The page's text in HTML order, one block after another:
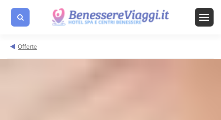
Offerte